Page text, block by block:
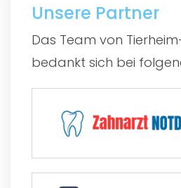
Unsere Partner
Das Team von
bedankt sich bei